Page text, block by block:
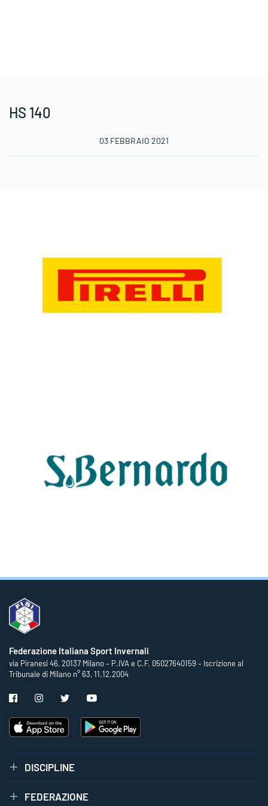
HS 140
03 FEBBRAIO 2021
Federazione Italiana Sport Invernali
via Piranesi 46, 20137 Milano – P.IVA e C.F. 05027640159 – Iscrizione al
Tribunale di Milano n° 63, 11.12.2004
DISCIPLINE
FEDERAZIONE